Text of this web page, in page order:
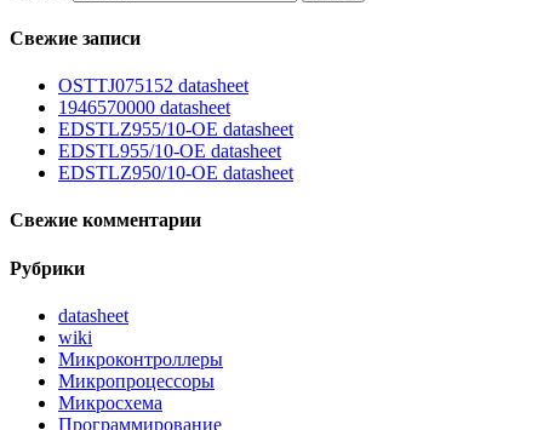
Свежие записи
OSTTJ075152 datasheet
1946570000 datasheet
EDSTLZ955/10-OE datasheet
EDSTL955/10-OE datasheet
EDSTLZ950/10-OE datasheet
Свежие комментарии
Рубрики
datasheet
wiki
Микроконтроллеры
Микропроцессоры
Микросхема
Программирование